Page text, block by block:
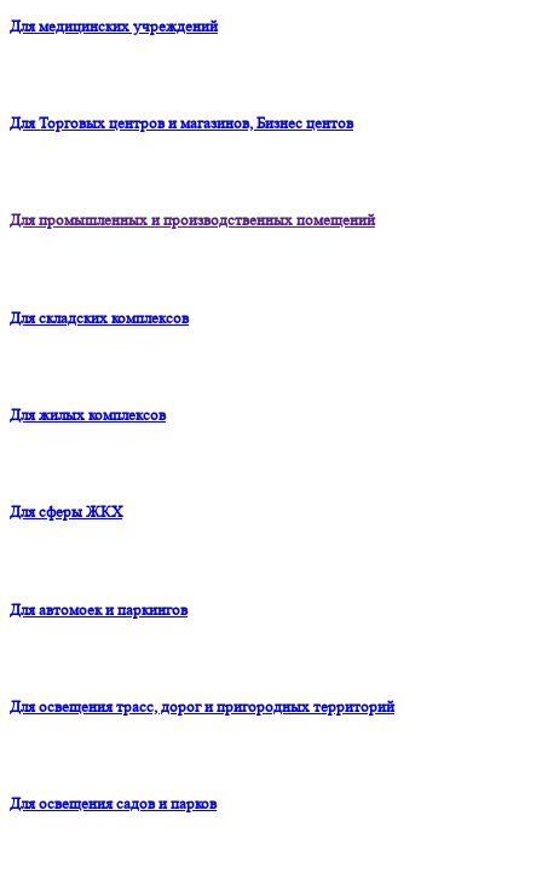
Для медицинских учреждений
Для Торговых центров и магазинов, Бизнес центов
Для промышленных и производственных помещений
Для складских комплексов
Для жилых комплексов
Для сферы ЖКХ
Для автомоек и паркингов
Для освещения трасс, дорог и пригородных территорий
Для освещения садов и парков